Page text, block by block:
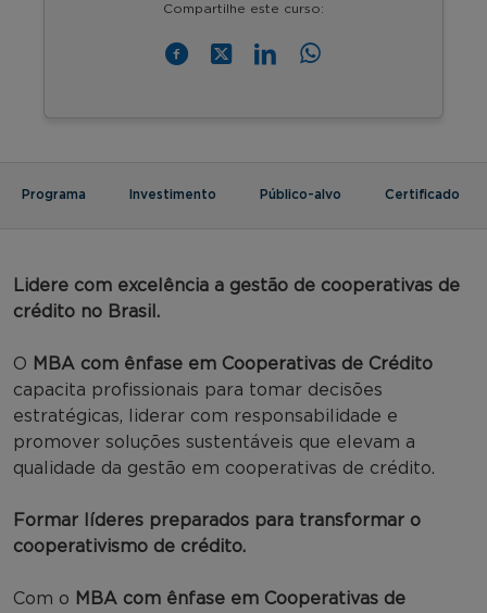
Compartilhe este curso:
Programa Investimento Público-alvo Certificado
Lidere com excelência a gestão de cooperativas de
crédito no Brasil.
O MBA com ênfase em Cooperativas de Crédito
capacita profissionais para tomar decisões
estratégicas, liderar com responsabilidade e
promover soluções sustentáveis que elevam a
qualidade da gestão em cooperativas de crédito.
Formar líderes preparados para transformar o
cooperativismo de crédito.
Com o MBA com ênfase em Cooperativas de